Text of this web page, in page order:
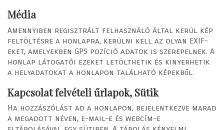
Média
Amennyiben regisztrált felhasználó által kerül kép
feltöltésre a honlapra, kerülni kell az olyan EXIF-
eket, amelyekben GPS pozíció adatok is szerepelnek. A
honlap látogatói ezeket letölthetik és kinyerhetik
a helyadatokat a honlapon található képekből.
Kapcsolat felvételi űrlapok, Sütik
Ha hozzászólást ad a honlapon, bejelentkezve marad
a megadott néven, e-mail-e és webcím-e